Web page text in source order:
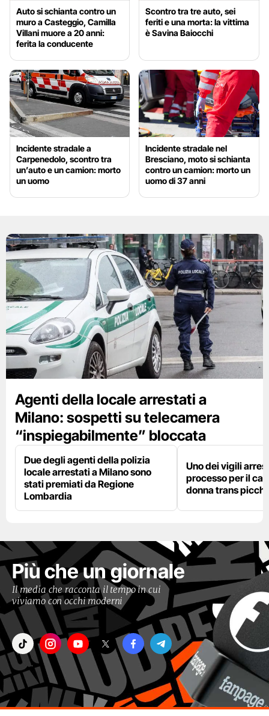
Auto si schianta contro un
muro a Casteggio, Camilla
Villani muore a 20 anni:
ferita la conducente
Scontro tra tre auto, sei
feriti e una morta: la vittima
è Savina Baiocchi
Incidente stradale a
Carpenedolo, scontro tra
un’auto e un camion: morto
un uomo
Incidente stradale nel
Bresciano, moto si schianta
contro un camion: morto un
uomo di 37 anni
Agenti della locale arrestati a
Milano: sospetti su telecamera
“inspiegabilmente” bloccata
Due degli agenti della polizia
locale arrestati a Milano sono
stati premiati da Regione
Lombardia
Uno dei vigili
processo per il
donna trans
Più che un giornale
Il media che racconta il tempo in cui
viviamo con occhi moderni